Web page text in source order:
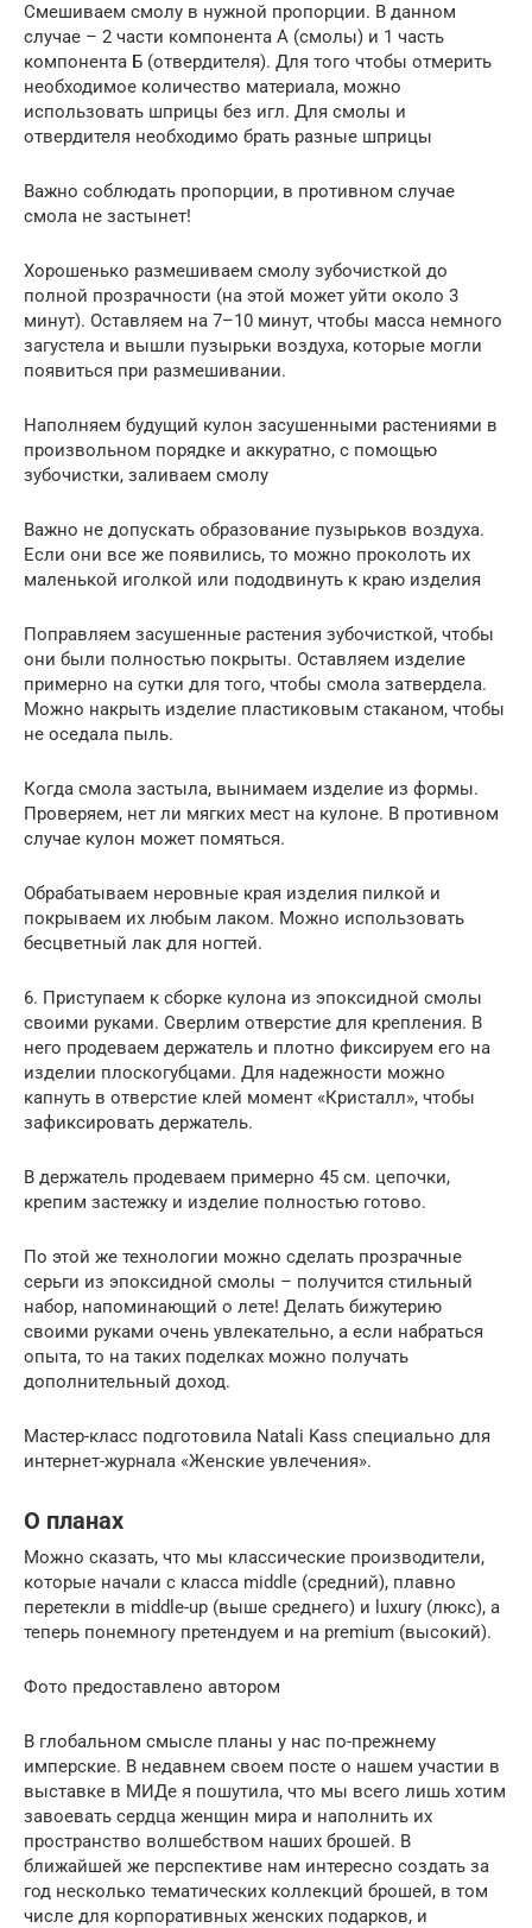
Смешиваем смолу в нужной пропорции. В данном
случае – 2 части компонента А (смолы) и 1 часть
компонента Б (отвердителя). Для того чтобы отмерить
необходимое количество материала, можно
использовать шприцы без игл. Для смолы и
отвердителя необходимо брать разные шприцы
Важно соблюдать пропорции, в противном случае
смола не застынет!
Хорошенько размешиваем смолу зубочисткой до
полной прозрачности (на этой может уйти около 3
минут). Оставляем на 7–10 минут, чтобы масса немного
загустела и вышли пузырьки воздуха, которые могли
появиться при размешивании.
Наполняем будущий кулон засушенными растениями в
произвольном порядке и аккуратно, с помощью
зубочистки, заливаем смолу
Важно не допускать образование пузырьков воздуха.
Если они все же появились, то можно проколоть их
маленькой иголкой или пододвинуть к краю изделия
Поправляем засушенные растения зубочисткой, чтобы
они были полностью покрыты. Оставляем изделие
примерно на сутки для того, чтобы смола затвердела.
Можно накрыть изделие пластиковым стаканом, чтобы
не оседала пыль.
Когда смола застыла, вынимаем изделие из формы.
Проверяем, нет ли мягких мест на кулоне. В противном
случае кулон может помяться.
Обрабатываем неровные края изделия пилкой и
покрываем их любым лаком. Можно использовать
бесцветный лак для ногтей.
6. Приступаем к сборке кулона из эпоксидной смолы
своими руками. Сверлим отверстие для крепления. В
него продеваем держатель и плотно фиксируем его на
изделии плоскогубцами. Для надежности можно
капнуть в отверстие клей момент «Кристалл», чтобы
зафиксировать держатель.
В держатель продеваем примерно 45 см. цепочки,
крепим застежку и изделие полностью готово.
По этой же технологии можно сделать прозрачные
серьги из эпоксидной смолы – получится стильный
набор, напоминающий о лете! Делать бижутерию
своими руками очень увлекательно, а если набраться
опыта, то на таких поделках можно получать
дополнительный доход.
Мастер-класс подготовила Natali Kass специально для
интернет-журнала «Женские увлечения».
О планах
Можно сказать, что мы классические производители,
которые начали с класса middle (средний), плавно
перетекли в middle-up (выше среднего) и luxury (люкс), а
теперь понемногу претендуем и на premium (высокий).
Фото предоставлено автором
В глобальном смысле планы у нас по-прежнему
имперские. В недавнем своем посте о нашем участии в
выставке в МИДе я пошутила, что мы всего лишь хотим
завоевать сердца женщин мира и наполнить их
пространство волшебством наших брошей. В
ближайшей же перспективе нам интересно создать за
год несколько тематических коллекций брошей, в том
числе для корпоративных женских подарков, и